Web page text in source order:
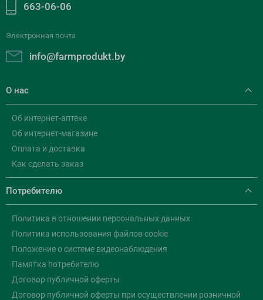
663-06-06
Электронная почта
info@farmprodukt.by
О нас
Об интернет-аптеке
Об интернет-магазине
Оплата и доставка
Как сделать заказ
Потребителю
Политика в отношении персональных данных
Политика использования файлов cookie
Положение о системе видеонаблюдения
Памятка потребителю
Договор публичной оферты
Договор публичной оферты при осуществлении розничной